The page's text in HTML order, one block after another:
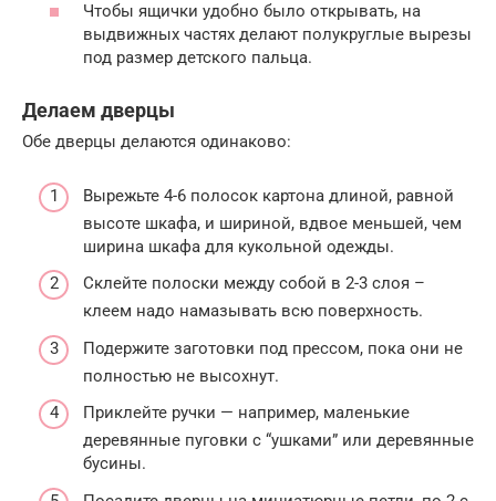
Чтобы ящички удобно было открывать, на
выдвижных частях делают полукруглые вырезы
под размер детского пальца.
Делаем дверцы
Обе дверцы делаются одинаково:
Вырежьте 4-6 полосок картона длиной, равной
высоте шкафа, и шириной, вдвое меньшей, чем
ширина шкафа для кукольной одежды.
Склейте полоски между собой в 2-3 слоя –
клеем надо намазывать всю поверхность.
Подержите заготовки под прессом, пока они не
полностью не высохнут.
Приклейте ручки — например, маленькие
деревянные пуговки с “ушками” или деревянные
бусины.